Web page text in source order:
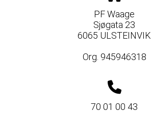
PF Waage
Sjøgata 23
6065 ULSTEINVIK
Org. 945946318
70 01 00 43